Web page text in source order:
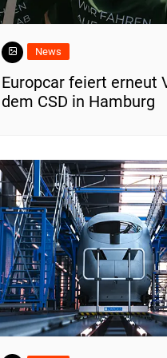
News
Europcar feiert erneut
dem CSD in Hamburg